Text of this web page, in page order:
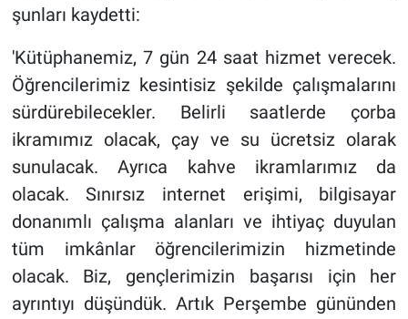
şunları kaydetti:
'Kütüphanemiz, 7 gün 24 saat hizmet verecek.
Öğrencilerimiz kesintisiz şekilde çalışmalarını
sürdürebilecekler. Belirli saatlerde çorba
ikramımız olacak, çay ve su ücretsiz olarak
sunulacak. Ayrıca kahve ikramlarımız da
olacak. Sınırsız internet erişimi, bilgisayar
donanımlı çalışma alanları ve ihtiyaç duyulan
tüm imkânlar öğrencilerimizin hizmetinde
olacak. Biz, gençlerimizin başarısı için her
ayrıntıyı düşündük. Artık Perşembe gününden